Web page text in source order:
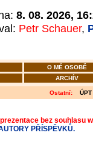
8. 08. 2026,
Petr Schauer,
O MÉ OSOBĚ
ARCHÍV
Ostatní: ÚPT
bez souhlasu
PŘÍSPĚVKŮ.